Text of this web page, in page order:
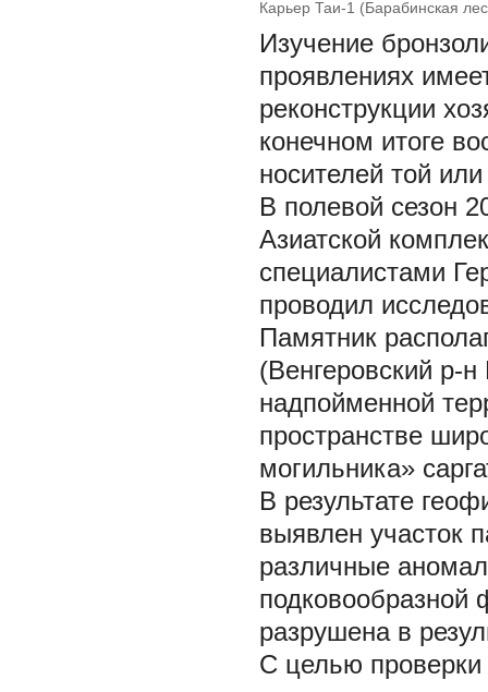
Карьер Таи-1 (Барабинская
Изучение
проявлениях
реконструкции
конечном итоге
носителей той
В полевой сезон
Азиатской
специалистами
проводил
Памятник
(Венгеровский р-
надпойменной
пространстве
могильника»
В результате
выявлен участок
различные
разрушена в
С целью проверки